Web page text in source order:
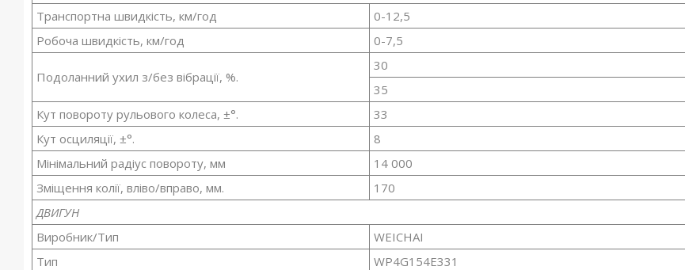
Транспортна швидкість, км/год
0-12,5
Робоча швидкість, км/год
0-7,5
Подоланний ухил з/без вібрації, %.
30
35
Кут повороту рульового колеса, ±°.
33
Кут осциляції, ±°.
8
Мінімальний радіус повороту, мм
14 000
Зміщення колії, вліво/вправо, мм.
170
ДВИГУН
Виробник/Тип
WEICHAI
Тип
WP4G154E331